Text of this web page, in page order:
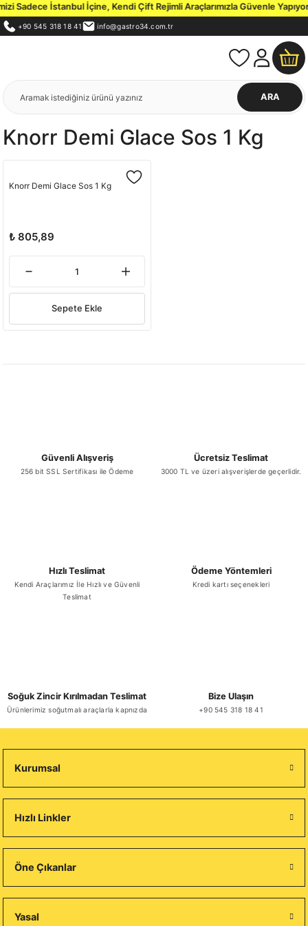
Sadece İstanbul İçine, Kendi Çift Rejimli Araçlarımızla Güvenle
+90 545 318 18 41 info@gastro34.com.tr
ARA
Knorr Demi Glace Sos 1 Kg
Knorr Demi Glace Sos 1 Kg
₺ 805,89
Sepete Ekle
Güvenli Alışveriş
256 bit SSL Sertifikası ile Ödeme
Ücretsiz Teslimat
3000 TL ve üzeri alışverişlerde geçerlidir.
Hızlı Teslimat
Kendi Araçlarımız İle Hızlı ve Güvenli
Teslimat
Ödeme Yöntemleri
Kredi kartı seçenekleri
Soğuk Zincir Kırılmadan Teslimat
Ürünlerimiz soğutmalı araçlarla kapnızda
Bize Ulaşın
+90 545 318 18 41
Kurumsal
Hızlı Linkler
Öne Çıkanlar
Yasal